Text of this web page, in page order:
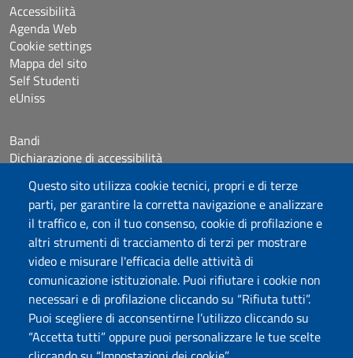
Questo sito utilizza cookie tecnici, propri e di terze
parti, per garantire la corretta navigazione e analizzare
il traffico e, con il tuo consenso, cookie di profilazione e
altri strumenti di tracciamento di terzi per mostrare
video e misurare l'efficacia delle attività di
comunicazione istituzionale. Puoi rifiutare i cookie non
necessari e di profilazione cliccando su “Rifiuta tutti”.
Puoi scegliere di acconsentirne l’utilizzo cliccando su
“Accetta tutti” oppure puoi personalizzare le tue scelte
Università degli Studi di Sassari
Dipartimento di Giurisprudenza
Viale Mancini 5, 07100 Sassari
Fax: +39 079 228941
Accessibilità
Agenda Web
Cookie settings
Mappa del sito
Self Studenti
eUniss
Bandi
Dichiarazione di accessibilità
Protocollo
Seguici su